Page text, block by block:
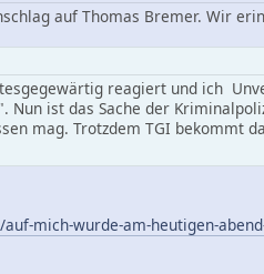
auf Thomas Bremer. Wir
reagiert und ich
Nun ist das Sache der
mag. Trotzdem TGI bekommt
mich-wurde-am-heutigen-